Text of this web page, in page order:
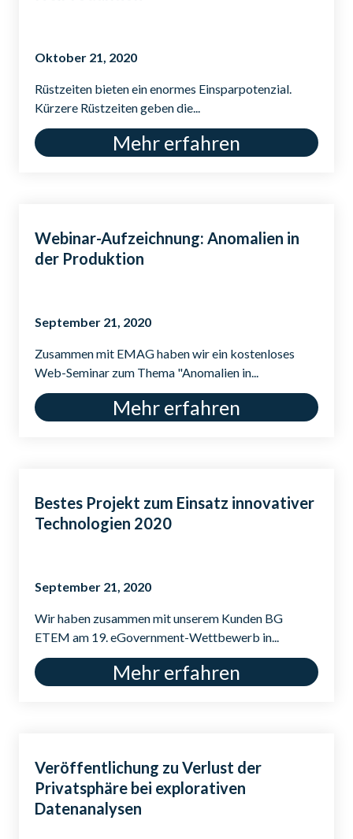
Oktober 21, 2020
Rüstzeiten bieten ein enormes Einsparpotenzial.
Kürzere Rüstzeiten geben die...
Mehr erfahren
Webinar-Aufzeichnung: Anomalien in
der Produktion
September 21, 2020
Zusammen mit EMAG haben wir ein kostenloses
Web-Seminar zum Thema "Anomalien in...
Mehr erfahren
Bestes Projekt zum Einsatz innovativer
Technologien 2020
September 21, 2020
Wir haben zusammen mit unserem Kunden BG
ETEM am 19. eGovernment-Wettbewerb in...
Mehr erfahren
Veröffentlichung zu Verlust der
Privatsphäre bei explorativen
Datenanalysen